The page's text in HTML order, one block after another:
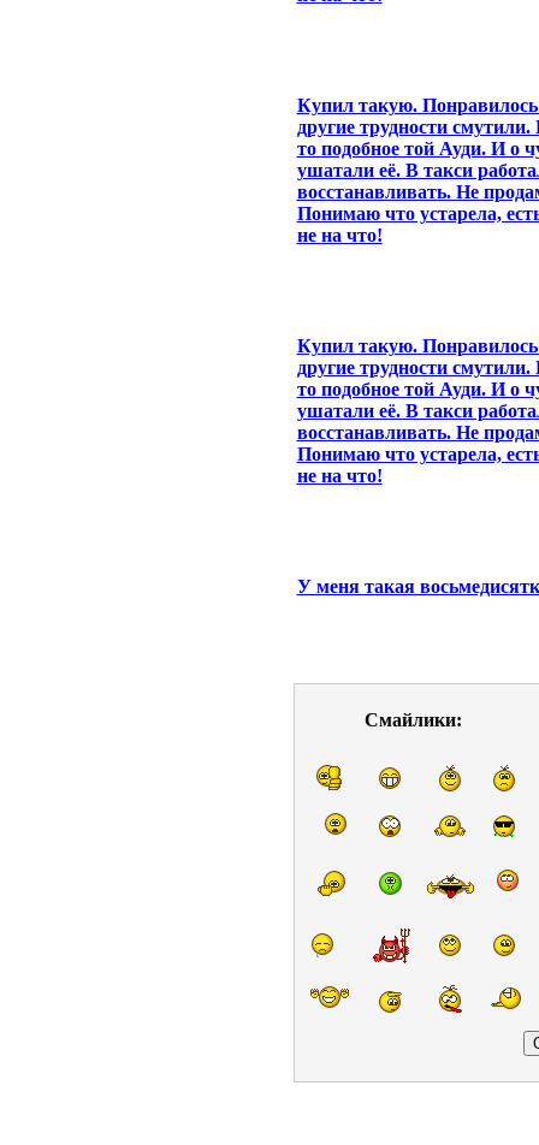
Купил такую.
другие трудности
то подобное той Ауди. И о
ушатали её. В такси
восстанавливать. Не
Понимаю что устарела,
не на что!
Купил такую.
другие трудности
то подобное той Ауди. И о
ушатали её. В такси
восстанавливать. Не
Понимаю что устарела,
не на что!
У меня такая
Смайлики: